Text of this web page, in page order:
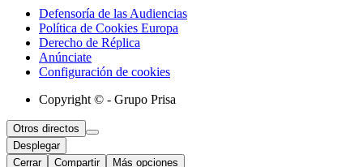
Defensoría de las Audiencias
Política de Cookies Europa
Derecho de Réplica
Anúnciate
Configuración de cookies
Copyright © - Grupo Prisa
Otros directos
Desplegar
Cerrar
Compartir Más opciones